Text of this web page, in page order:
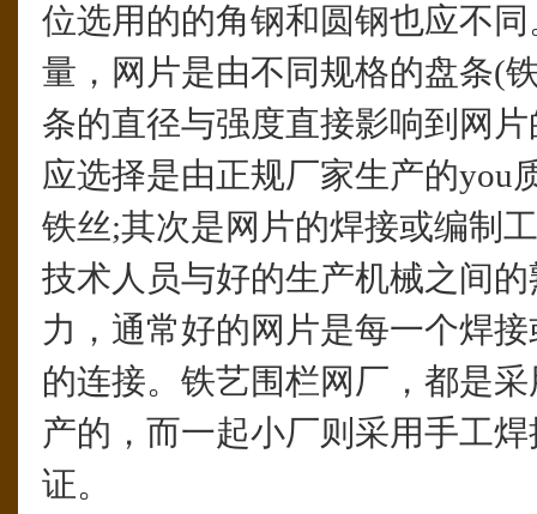
位选用的的角钢和圆钢也应不
量，网片是由不同规格的盘条(
条的直径与强度直接影响到网
应选择是由正规厂家生产的you
铁丝;其次是网片的焊接或编制
技术人员与好的生产机械之间
力，通常好的网片是每一个焊
的连接。铁艺围栏网厂，都是
产的，而一起小厂则采用手工
证。